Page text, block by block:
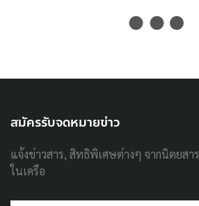
สมัครรับจดหมายข่าว
แจ้งข่าวสาร, สิทธิพิเศษต่างๆ จากนิตยส
ในเครือ